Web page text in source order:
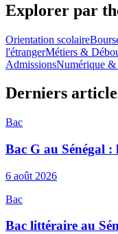
Explorer par
Orientation scolaire
l'étrangerMétiers &
AdmissionsNumérique
Derniers
Bac
Bac G au Sénégal :
6 août 2026
Bac
Bac littéraire au